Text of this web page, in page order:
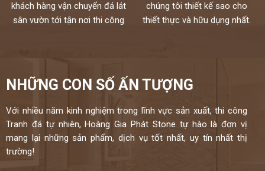
khách hàng vận chuyển đá lát
sân vườn tới tận nơi thi công
chúng tôi thiết kế sao cho
thiết thực và hữu dụng nhất.
NHỮNG CON SỐ ẤN TƯỢNG
Với nhiều năm kinh nghiệm trong lĩnh vực sản xuất, thi công
Tranh đá tự nhiên, Hoàng Gia Phát Stone tự hào là đơn vị
mang lại những sản phẩm, dịch vụ tốt nhất, uy tín nhất thị
trường!